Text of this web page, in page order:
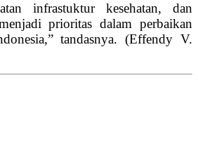
infrastuktur kesehatan, dan
prioritas dalam perbaikan
tandasnya. (Effendy V.